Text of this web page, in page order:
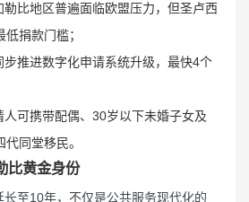
比地区普遍面临欧盟压力，但圣卢西
捐款门槛；
步推进数字化申请系统升级，最快4个
可携带配偶、30岁以下未婚子女及
同堂移民。
比黄金身份
至10年，不仅是公共服务现代化的